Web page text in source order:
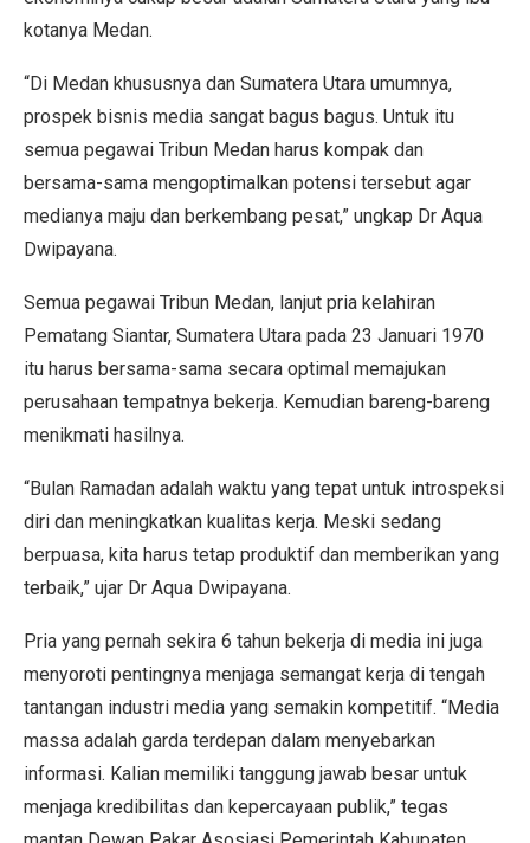
kotanya Medan.
“Di Medan khususnya dan Sumatera Utara umumnya,
prospek bisnis media sangat bagus bagus. Untuk itu
semua pegawai Tribun Medan harus kompak dan
bersama-sama mengoptimalkan potensi tersebut agar
medianya maju dan berkembang pesat,” ungkap Dr Aqua
Dwipayana.
Semua pegawai Tribun Medan, lanjut pria kelahiran
Pematang Siantar, Sumatera Utara pada 23 Januari 1970
itu harus bersama-sama secara optimal memajukan
perusahaan tempatnya bekerja. Kemudian bareng-bareng
menikmati hasilnya.
“Bulan Ramadan adalah waktu yang tepat untuk introspeksi
diri dan meningkatkan kualitas kerja. Meski sedang
berpuasa, kita harus tetap produktif dan memberikan yang
terbaik,” ujar Dr Aqua Dwipayana.
Pria yang pernah sekira 6 tahun bekerja di media ini juga
menyoroti pentingnya menjaga semangat kerja di tengah
tantangan industri media yang semakin kompetitif. “Media
massa adalah garda terdepan dalam menyebarkan
informasi. Kalian memiliki tanggung jawab besar untuk
menjaga kredibilitas dan kepercayaan publik,” tegas